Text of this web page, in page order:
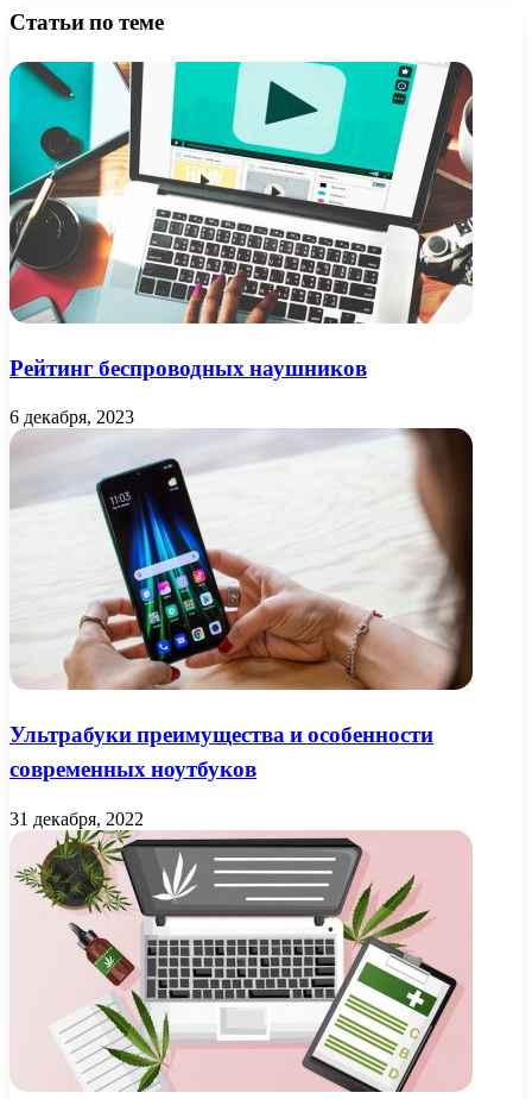
Статьи по теме
Рейтинг беспроводных наушников
6 декабря, 2023
Ультрабуки преимущества и особенности
современных ноутбуков
31 декабря, 2022